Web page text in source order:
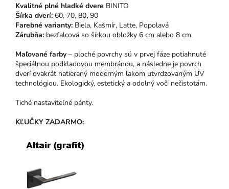
Kvalitné plné hladké dvere BINITO
Šírka dverí: 60, 70, 80, 90
Farebné varianty: Biela, Kašmír, Latte, Popolavá
Zárubňa: bezfalcová so šírkou obložky 6 cm alebo 8 cm.
Maľované farby – ploché povrchy sú v prvej fáze potiahnuté
špeciálnou podkladovou membránou, a následne je povrch
dverí dvakrát natieraný moderným lakom utvrdzovaným UV
technológiou. Ekologický, estetický a odolný voči nečistotám.
Tiché nastaviteľné pánty.
KĽUČKY ZADARMO: